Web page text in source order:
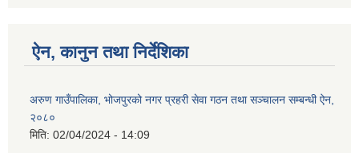
ऐन, कानुन तथा निर्देशिका
अरुण गाउँपालिका, भोजपुरको नगर प्रहरी सेवा गठन तथा सञ्‍चालन सम्बन्धी ऐन,
२०८०
मिति: 02/04/2024 - 14:09